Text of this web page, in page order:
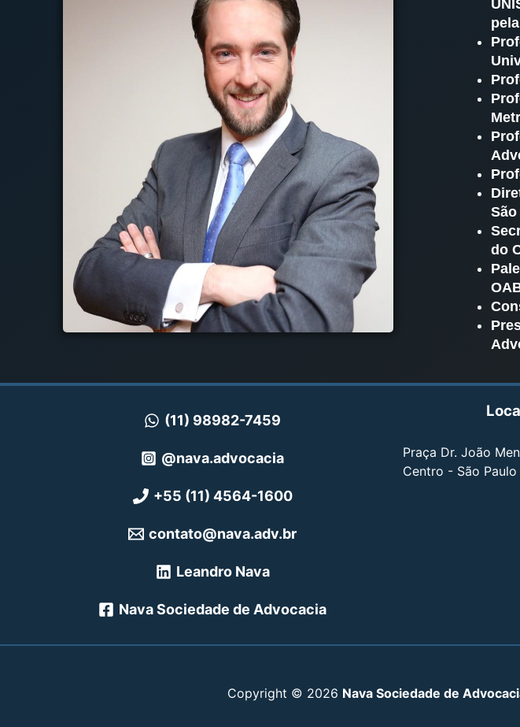
São
do
(11) 98982-7459
@nava.advocacia
+55 (11) 4564-1600
contato@nava.adv.br
Leandro Nava
Nava Sociedade de Advocacia
Praça Dr. João
Centro - São
Copyright © 2026 Nava Sociedade de